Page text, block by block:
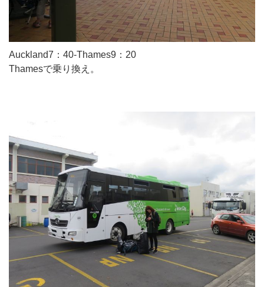
Auckland7：40-Thames9：20
Thamesで乗り換え。